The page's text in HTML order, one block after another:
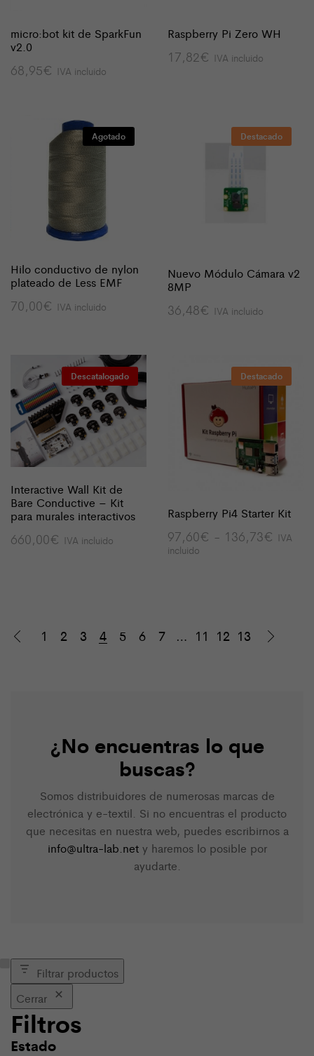
micro:bot kit de SparkFun
v2.0
68,95€ IVA incluido
Raspberry Pi Zero WH
17,82€ IVA incluido
Agotado
Hilo conductivo de nylon
plateado de Less EMF
70,00€ IVA incluido
Destacado
Nuevo Módulo Cámara v2
8MP
36,48€ IVA incluido
Descatalogado
Interactive Wall Kit de
Bare Conductive – Kit
para murales interactivos
660,00€ IVA incluido
Destacado
Raspberry Pi4 Starter Kit
97,60€ - 136,73€ Rango
IVA
incluido
1 2 3 4 5 6 7 … 11 12 13
¿No encuentras lo que
buscas?
Somos distribuidores de numerosas marcas de
electrónica y e-textil. Si no encuentras el producto
que necesitas en nuestra web, puedes escribirnos a
info@ultra-lab.nety haremos lo posible por
ayudarte.
Filtrar productos
Cerrar
Filtros
Estado